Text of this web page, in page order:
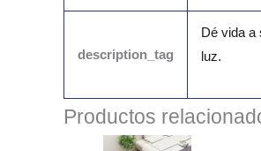
description_tag
Dé vida a
luz.
Productos